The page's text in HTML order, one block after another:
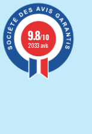
9.8/10
2033 avis